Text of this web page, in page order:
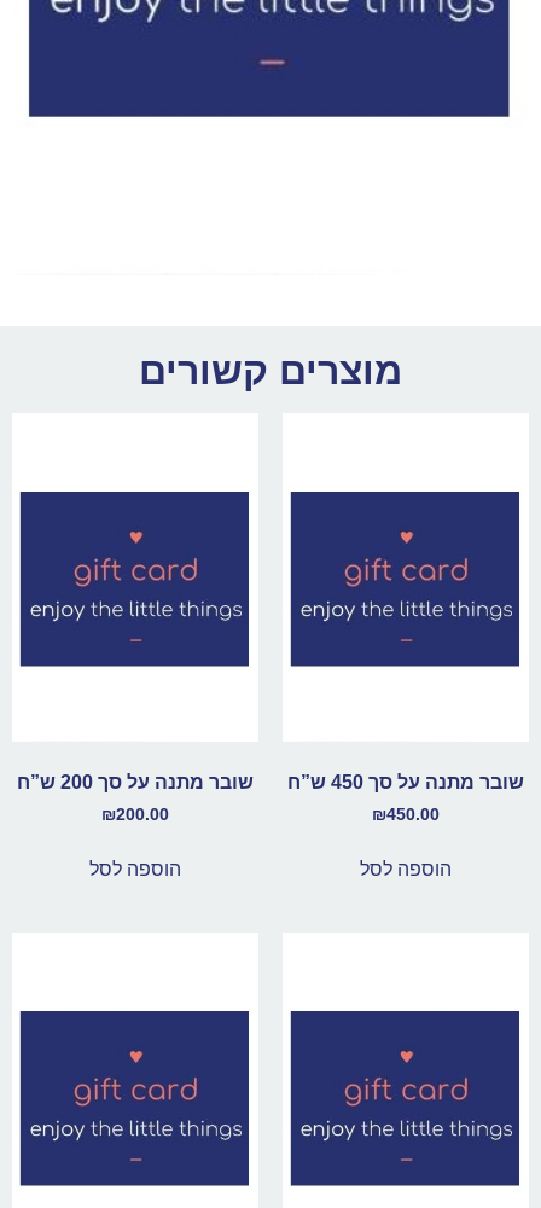
מוצרים קשורים
שובר מתנה על סך 450 ש”ח
₪450.00
הוספה לסל
שובר מתנה על סך 200 ש”ח
₪200.00
הוספה לסל